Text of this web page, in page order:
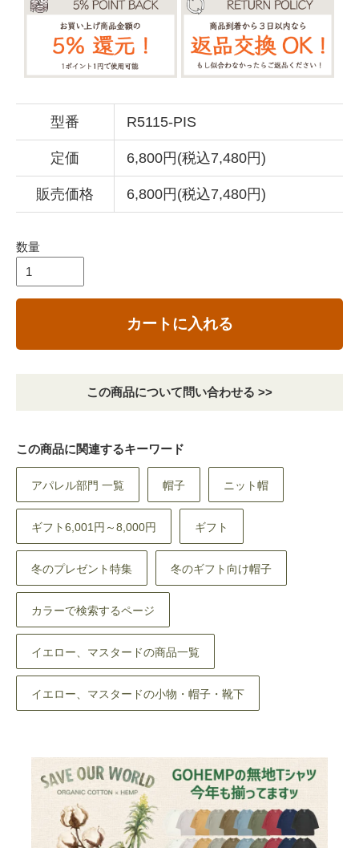
型番 R5115-PIS
定価 6,800円(税込7,480円)
販売価格 6,800円(税込7,480円)
数量
カートに入れる
この商品について問い合わせる >>
この商品に関連するキーワード
アパレル部門 一覧 帽子 ニット帽
ギフト6,001円～8,000円 ギフト
冬のプレゼント特集 冬のギフト向け帽子
カラーで検索するページ
イエロー、マスタードの商品一覧
イエロー、マスタードの小物・帽子・靴下